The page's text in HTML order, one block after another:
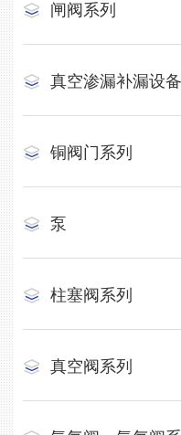
闸阀系列
真空渗漏补漏设备
铜阀门系列
泵
柱塞阀系列
真空阀系列